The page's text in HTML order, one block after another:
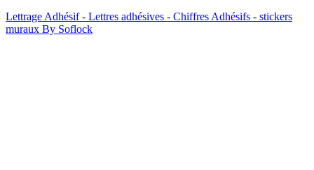
Lettrage Adhésif - Lettres adhésives - Chiffres Adhésifs - stickers
muraux By Soflock